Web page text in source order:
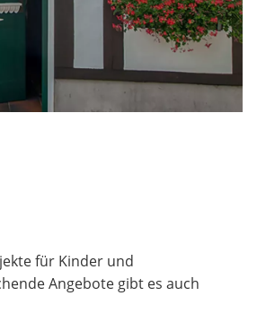
für Kinder und
Angebote gibt es auch